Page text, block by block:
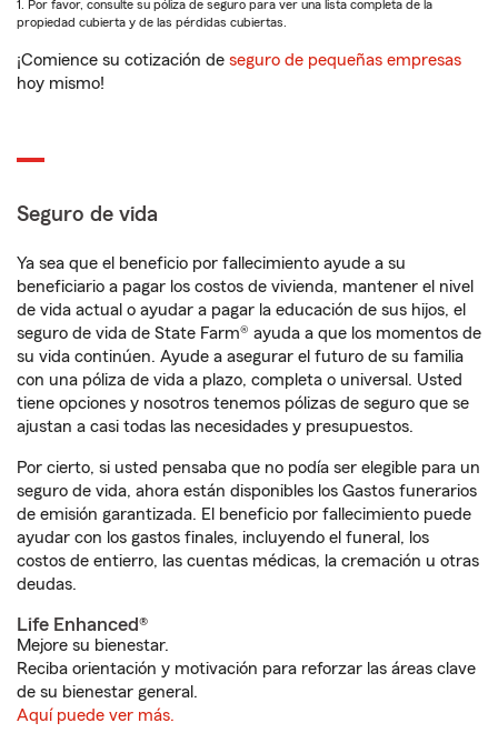
1. Por favor, consulte su póliza de seguro para ver una lista completa de la
propiedad cubierta y de las pérdidas cubiertas.
¡Comience su cotización de seguro de pequeñas empresas
hoy mismo!
Seguro de vida
Ya sea que el beneficio por fallecimiento ayude a su
beneficiario a pagar los costos de vivienda, mantener el nivel
de vida actual o ayudar a pagar la educación de sus hijos, el
seguro de vida de State Farm® ayuda a que los momentos de
su vida continúen. Ayude a asegurar el futuro de su familia
con una póliza de vida a plazo, completa o universal. Usted
tiene opciones y nosotros tenemos pólizas de seguro que se
ajustan a casi todas las necesidades y presupuestos.
Por cierto, si usted pensaba que no podía ser elegible para un
seguro de vida, ahora están disponibles los Gastos funerarios
de emisión garantizada. El beneficio por fallecimiento puede
ayudar con los gastos finales, incluyendo el funeral, los
costos de entierro, las cuentas médicas, la cremación u otras
deudas.
Life Enhanced®
Mejore su bienestar.
Reciba orientación y motivación para reforzar las áreas clave
de su bienestar general.
Aquí puede ver más.